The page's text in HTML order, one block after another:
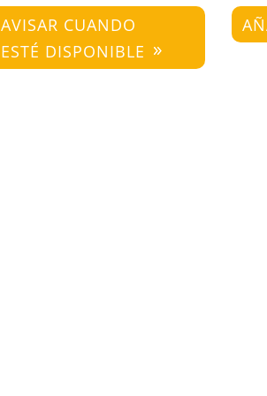
AVISAR CUANDO
ESTÉ DISPONIBLE